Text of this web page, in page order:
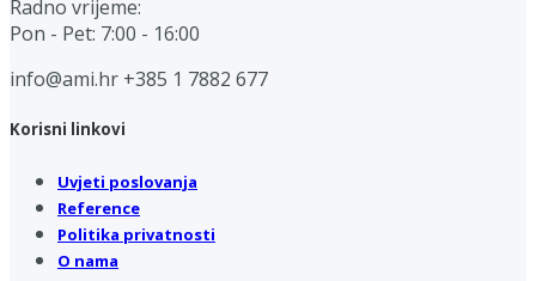
Radno vrijeme:
Pon - Pet: 7:00 - 16:00
info@ami.hr +385 1 7882 677
Korisni linkovi
Uvjeti poslovanja
Reference
Politika privatnosti
O nama